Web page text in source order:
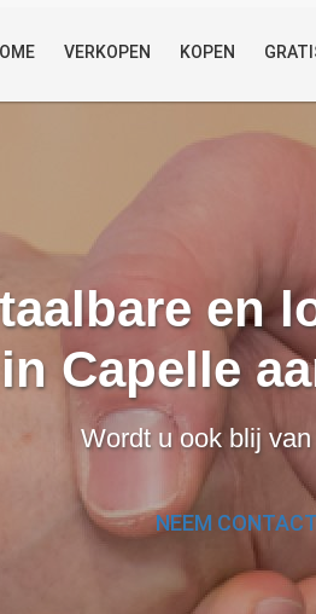
VERKOPEN KOPEN
en
in Capelle
Wordt u ook blij
NEEM